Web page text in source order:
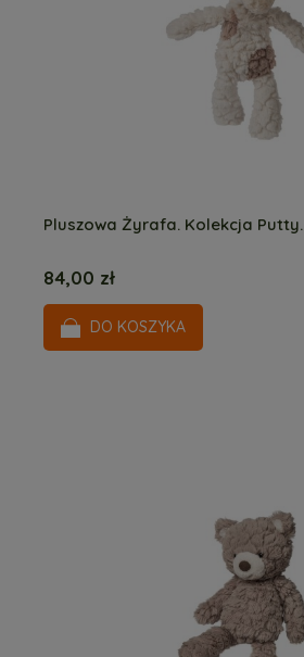
Pluszowa Żyrafa. Kolekcja Putty.
84,00 zł
DO KOSZYKA